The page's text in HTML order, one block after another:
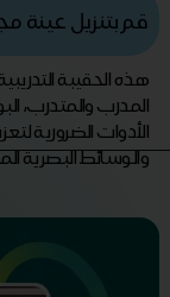
قم بتنزيل عينة
هذه الحقيبة
المدرب والمتدرب،
الأدوات الضرورية
والوسائط البصرية